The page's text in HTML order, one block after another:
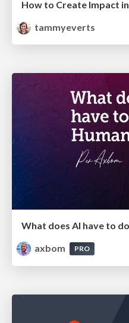
tammyeverts
What does AI have to
axbom
PRO